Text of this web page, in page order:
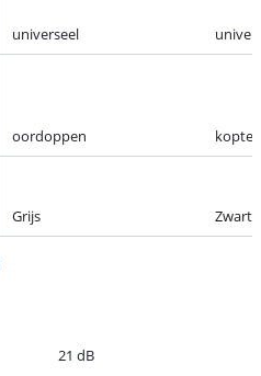
universeel
oordoppen
Grijs Zwart
21 dB